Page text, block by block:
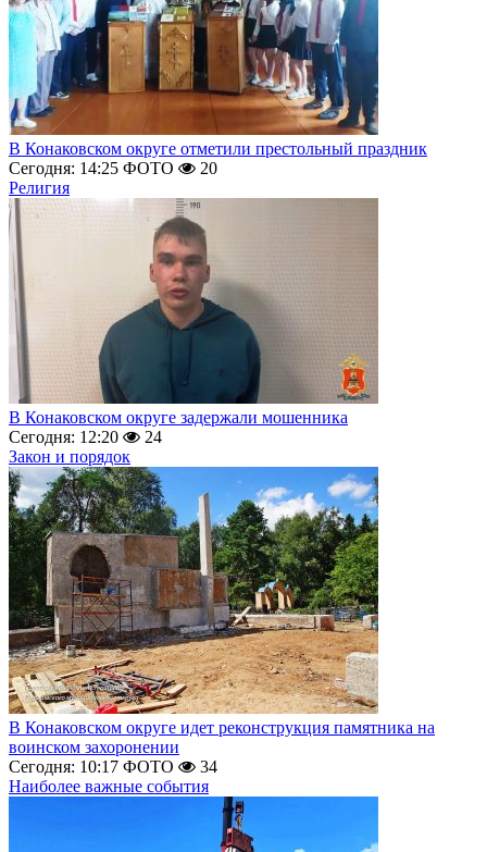
В Конаковском округе отметили престольный праздник
Сегодня: 14:25 ФОТО
20
Религия
В Конаковском округе задержали мошенника
Сегодня: 12:20
24
Закон и порядок
В Конаковском округе идет реконструкция памятника на
воинском захоронении
Сегодня: 10:17 ФОТО
34
Наиболее важные события